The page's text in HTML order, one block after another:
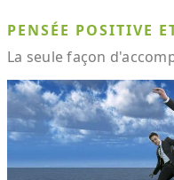
PENSÉE POSITIVE
La seule façon